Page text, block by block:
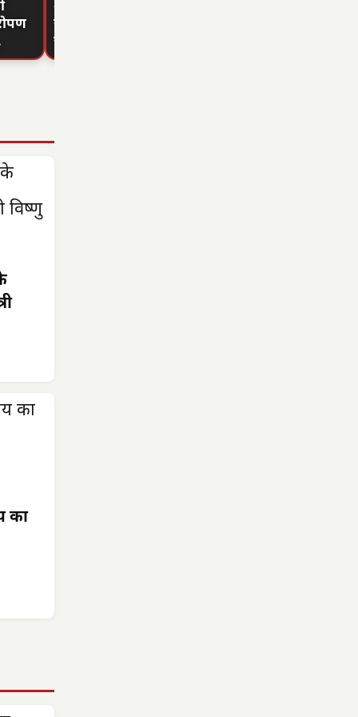
श्रीवास्तव ने वर्ल्ड
यूथ स्किल्स में
जीता…
का